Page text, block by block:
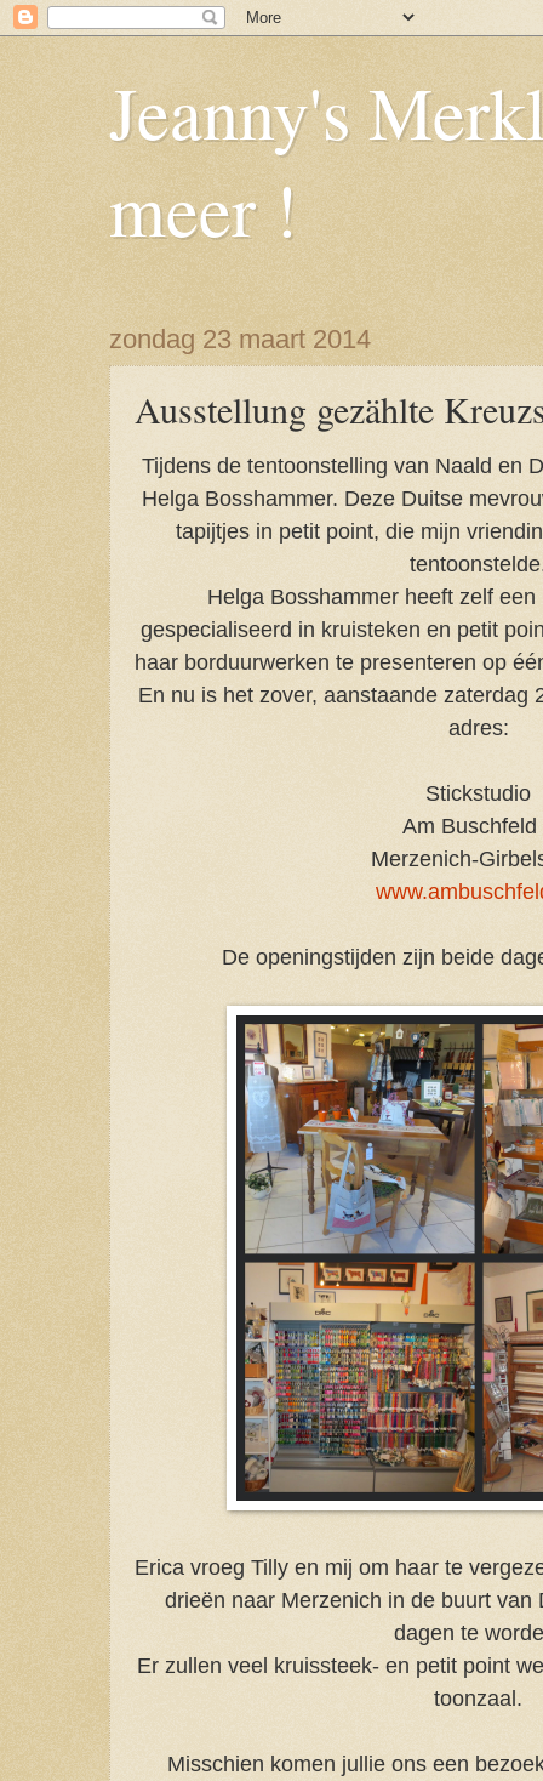
Jeanny's
meer !
zondag 23 maart 2014
Ausstellung gezählte
Tijdens de tentoonstelling van Naald en
Helga Bosshammer. Deze Duitse
tapijtjes in petit point, die mijn
Helga Bosshammer heeft zelf
gespecialiseerd in kruisteken en petit
haar borduurwerken te presenteren op
En nu is het zover, aanstaande zaterdag
adres:
Stickstudio
Am Buschfeld
Merzenich-
De openingstijden zijn beide
Erica vroeg Tilly en mij om haar te
drieën naar Merzenich in de buurt
dagen te
Er zullen veel kruissteek- en petit point
toonzaal.
Misschien komen jullie ons een